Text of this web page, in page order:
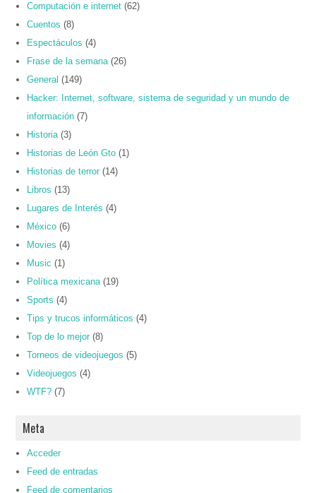
Computación e internet (62)
Cuentos (8)
Espectáculos (4)
Frase de la semana (26)
General (149)
Hacker: Internet, software, sistema de seguridad y un mundo de
información (7)
Historia (3)
Historias de León Gto (1)
Historias de terror (14)
Libros (13)
Lugares de Interés (4)
México (6)
Movies (4)
Music (1)
Política mexicana (19)
Sports (4)
Tips y trucos informáticos (4)
Top de lo mejor (8)
Torneos de videojuegos (5)
Videojuegos (4)
WTF? (7)
Meta
Acceder
Feed de entradas
Feed de comentarios